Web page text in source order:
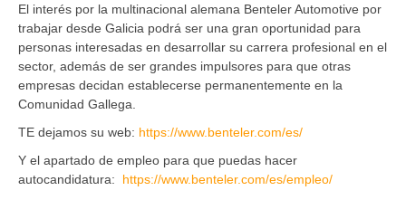
El interés por la multinacional alemana Benteler Automotive por
trabajar desde Galicia podrá ser una gran oportunidad para
personas interesadas en desarrollar su carrera profesional en el
sector, además de ser grandes impulsores para que otras
empresas decidan establecerse permanentemente en la
Comunidad Gallega.
TE dejamos su web: https://www.benteler.com/es/
Y el apartado de empleo para que puedas hacer
autocandidatura: https://www.benteler.com/es/empleo/